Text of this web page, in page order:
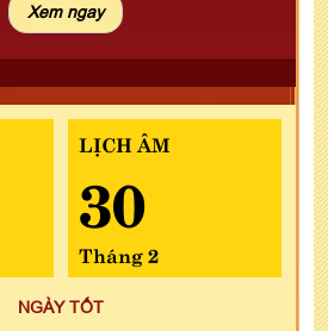
LỊCH ÂM
30
Tháng 2
NGÀY TỐT